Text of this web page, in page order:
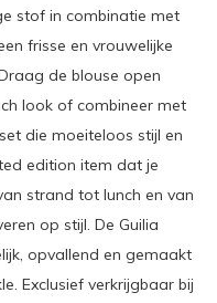
stof in combinatie met
frisse en vrouwelijke
de blouse open
look of combineer met
die moeiteloos stijl en
edition item dat je
strand tot lunch en van
op stijl. De Guilia
opvallend en gemaakt
Exclusief verkrijgbaar bij